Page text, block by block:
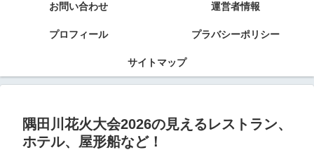
お問い合わせ 運営者情報
プロフィール プラバシーポリシー
サイトマップ
隅田川花火大会2026の見えるレストラン、
ホテル、屋形船など！